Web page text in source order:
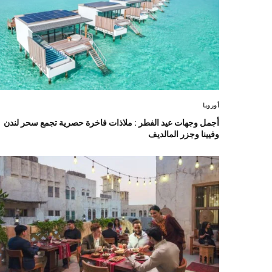
أوروبا
أجمل وجهات عيد الفطر : ملاذات فاخرة حصرية تجمع سحر لندن
وفيينا وجزر المالديف